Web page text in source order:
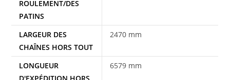
ROULEMENT/DES
PATINS
LARGEUR DES
CHAÎNES HORS TOUT
2470 mm
LONGUEUR
6579 mm